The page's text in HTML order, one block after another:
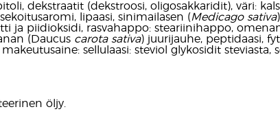
dekstraatit (dekstroosi, oligosakkaridit), väri:
lipaasi, sinimailasen (Medicago sativa
ja piidioksidi, rasvahappo: steariinihappo,
(Daucus carota sativa) juurijauhe, peptidaasi,
sellulaasi: steviol glykosidit steviasta,
öljy.